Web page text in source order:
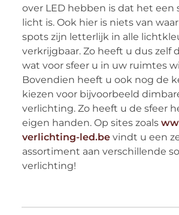
over LED hebben is dat het een
licht is. Ook hier is niets van
spots zijn letterlijk in alle
verkrijgbaar. Zo heeft u dus zelf
wat voor sfeer u in uw ruimtes
Bovendien heeft u ook nog de
kiezen voor bijvoorbeeld
verlichting. Zo heeft u de sfeer
eigen handen. Op sites zoals
verlichting-led.bevindt u een
assortiment aan verschillende
verlichting!